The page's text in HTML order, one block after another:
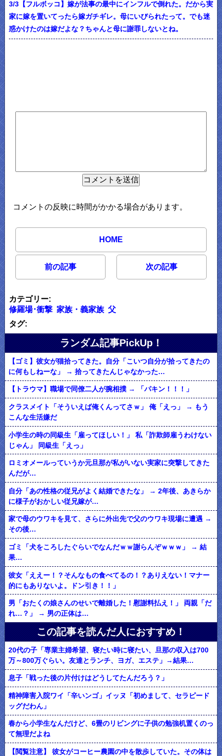
3/3【フルボッコ】嫁が法事の最中にインフルで倒れた。だから実
家に嫁を置いてったら嫁ガチギレ。母にいびられたって。でも迷
惑かけたのは嫁だよな？ちゃんと母に謝罪しないとね。
コメントの反映に時間がかかる場合があります。
HOME
前の記事 次の記事
カテゴリー:
修羅場･衝撃 家族・義家族 父
タグ:
ランダム記事PickUp！
【ゴミ】彼女が猫拾ってきた。自分「こいつ自分が拾ってきたの
に何もしねーな」 → 拾ってきたんじゃなかった…
【トラウマ】職場で同僚二人が腕相撲 → 「パキン！！！」
クラスメイト「そういえば俺くんってさｗ」 俺「えっ」 → もう
こんな生活嫌だ
小学生の時の同級生「雇ってほしい！」 私「詐欺師雇うわけない
じゃん」 同級生「えっ」
ロミオメールっていうか元旦那が私がいない実家に突撃してきた
んだが…
自分「あの性格の従兄がよく結婚できたな」 → 2年後、あきらか
に様子がおかしい従兄嫁が…
家で母のウワキを見て、さらに外出先で父のウワキ現場に遭遇 →
その後…
ゴミ「犬をころしたぐらいでなんだｗｗ謝らんぞｗｗｗ」 → 結
果…
彼女「ええー！？そんなもの食べてるの！？ありえない！マナー
的にもありないよ。ドン引き！！」
男「おたくの娘さんのせいで離婚した！慰謝料払え！」 両親「だ
れ…？」 → 男の正体は…
この記事を読んだ人におすすめ！
20代の子「専業主婦希望、寝たい時に寝たい、旦那の収入は700
万～800万ぐらい。友達とランチ、ヨガ、エステ」→結果…
息子「戦った後の片付けはどうしてたんだろう？」
精神障害入院ワイ「辛いンゴ」イッヌ「初めまして、セラピード
ッグだわん」
春から小学生なんだけど、6畳のリビングに子供の勉強机置くのっ
て無理だよね
【閲覧注意】 彼女がコーヒー農園の中を散歩していた。その体は